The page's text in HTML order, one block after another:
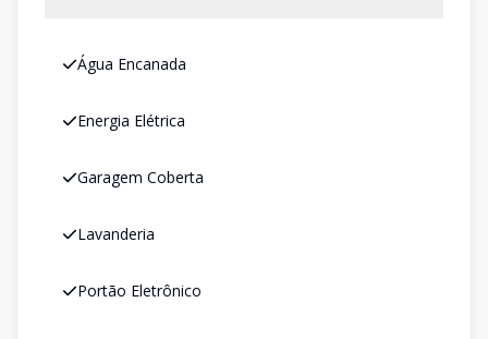
Água Encanada
Energia Elétrica
Garagem Coberta
Lavanderia
Portão Eletrônico